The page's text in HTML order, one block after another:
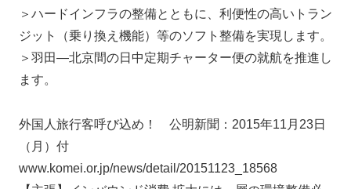
＞ハードインフラの整備とともに、利便性の高いトラン
ジット（乗り換え機能）等のソフト整備を実現します。
＞羽田―北京間の日中定期チャーター便の就航を推進し
ます。
外国人旅行客呼び込め！ 公明新聞：2015年11月23日
（月）付
www.komei.or.jp/news/detail/20151123_18568